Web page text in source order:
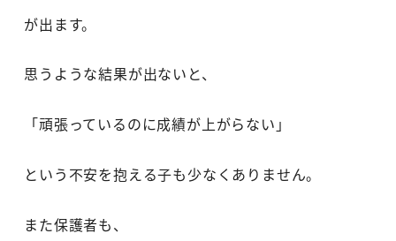
が出ます。
思うような結果が出ないと、
「頑張っているのに成績が上がらない」
という不安を抱える子も少なくありません。
また保護者も、